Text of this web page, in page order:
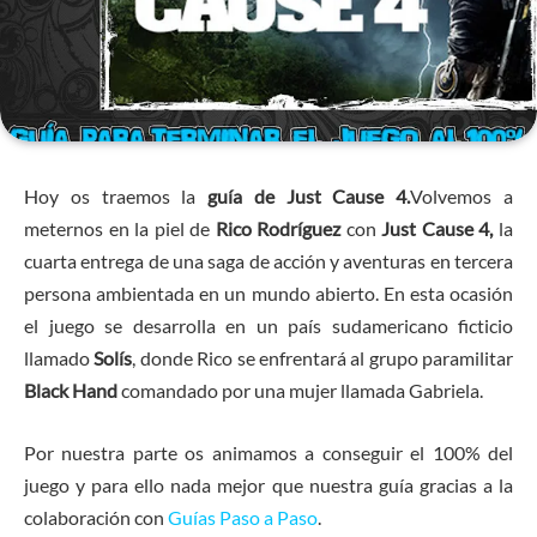
Hoy os traemos laguía de Just Cause 4.Volvemos a
meternos en la piel de Rico Rodríguez conJust Cause 4,la
cuarta entrega de una saga de acción y aventuras en tercera
persona ambientada en un mundo abierto. En esta ocasión
el juego se desarrolla en un país sudamericano ficticio
llamadoSolís, donde Rico se enfrentará al grupo paramilitar
Black Handcomandado por una mujer llamada Gabriela.
Por nuestra parte os animamos a conseguir el 100% del
juego y para ello nada mejor que nuestra guía gracias a la
colaboración con Guías Paso a Paso.